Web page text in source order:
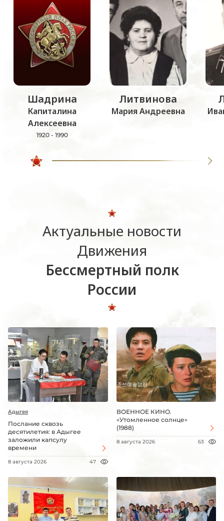
Шадрина
Капиталина
Алексеевна
1920 - 1990
Литвинова
Мария Андреевна
Актуальные новости
Движения
Бессмертный полк
России
Адыгея
Послание сквозь
десятилетия: в Адыгее
заложили капсулу
времени
8 августа 2026 47
ВОЕННОЕ КИНО.
«Утомленное солнце»
(1988)
8 августа 2026 63